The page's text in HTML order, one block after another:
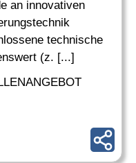
an innovativen
technische
(z. [...]